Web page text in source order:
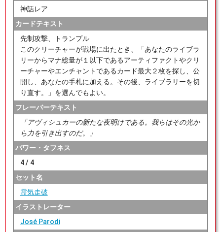
神話レア
カードテキスト
先制攻撃、トランプル
このクリーチャーが戦場に出たとき、「あなたのライブラ
リーからマナ総量が１以下であるアーティファクトやクリ
ーチャーやエンチャントであるカード最大２枚を探し、公
開し、あなたの手札に加える。その後、ライブラリーを切
り直す。」を選んでもよい。
フレーバーテキスト
「アヴィシュカーの新たな夜明けである。我らはその光か
ら力を引き出すのだ。」
パワー・タフネス
4 / 4
セット名
霊気走破
イラストレーター
José Parodi